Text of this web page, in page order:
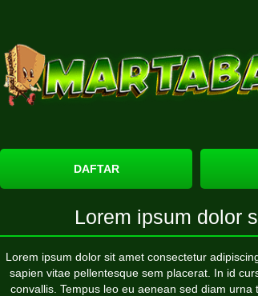
DAFTAR
Lorem ipsum dolor
Lorem ipsum dolor sit amet consectetur
sapien vitae pellentesque sem placerat. In id
convallis. Tempus leo eu aenean sed diam urna